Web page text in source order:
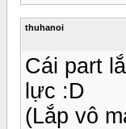
thuhanoi
Cái part
lực :D
(Lắp vô